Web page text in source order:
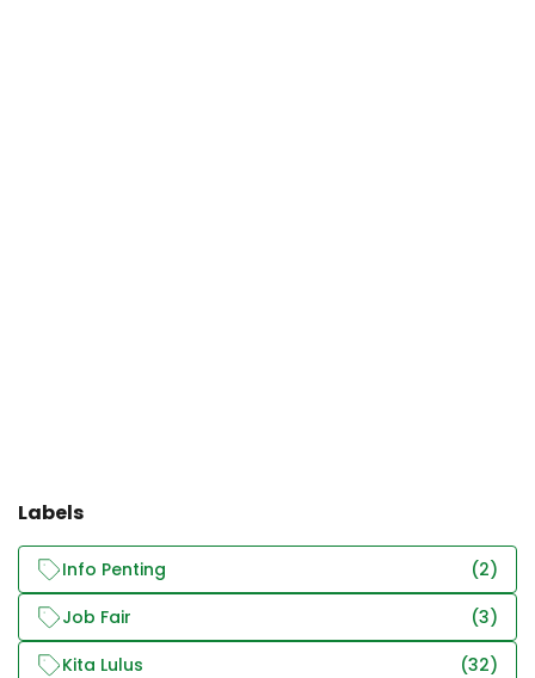
Labels
Info Penting
(2)
Job Fair
(3)
Kita Lulus
(32)